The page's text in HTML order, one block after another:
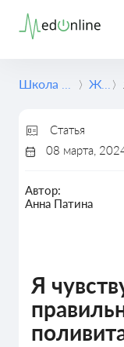
Статья
08 марта,
Автор:
Анна Патина
Я